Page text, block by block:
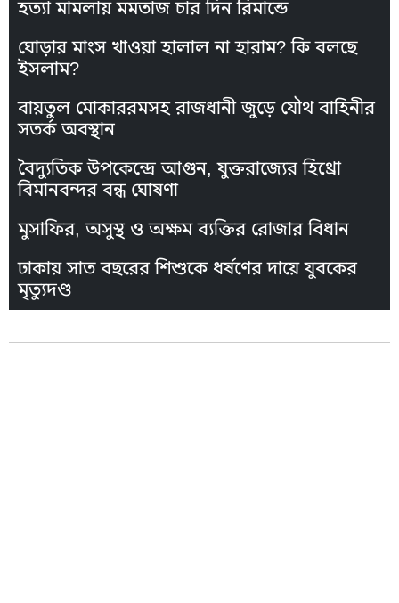
হত্যা মামলায় মমতাজ চার দিন রিমান্ডে
ঘোড়ার মাংস খাওয়া হালাল না হারাম? কি বলছে
ইসলাম?
বায়তুল মোকাররমসহ রাজধানী জুড়ে যৌথ বাহিনীর
সতর্ক অবস্থান
বৈদ্যুতিক উপকেন্দ্রে আগুন, যুক্তরাজ্যের হিথ্রো
বিমানবন্দর বন্ধ ঘোষণা
মুসাফির, অসুস্থ ও অক্ষম ব্যক্তির রোজার বিধান
ঢাকায় সাত বছরের শিশুকে ধর্ষণের দায়ে যুবকের
মৃত্যুদণ্ড